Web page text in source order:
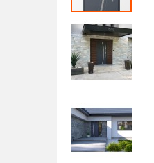
de
imágenes